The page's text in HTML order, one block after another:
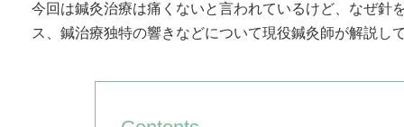
今回は鍼灸治療は痛くないと言われているけど、なぜ針
ス、鍼治療独特の響きなどについて現役鍼灸師が解説し